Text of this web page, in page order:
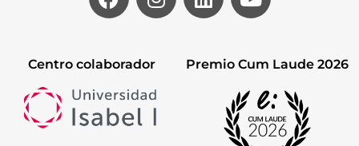
Centro colaborador Premio Cum Laude 2026